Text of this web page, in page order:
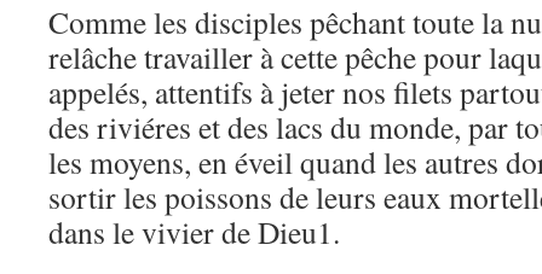
Comme les disciples pêchant toute la
relâche travailler à cette pêche pour
appelés, attentifs à jeter nos filets
des riviéres et des lacs du monde, par
les moyens, en éveil quand les autres
sortir les poissons de leurs eaux
dans le vivier de Dieu1.